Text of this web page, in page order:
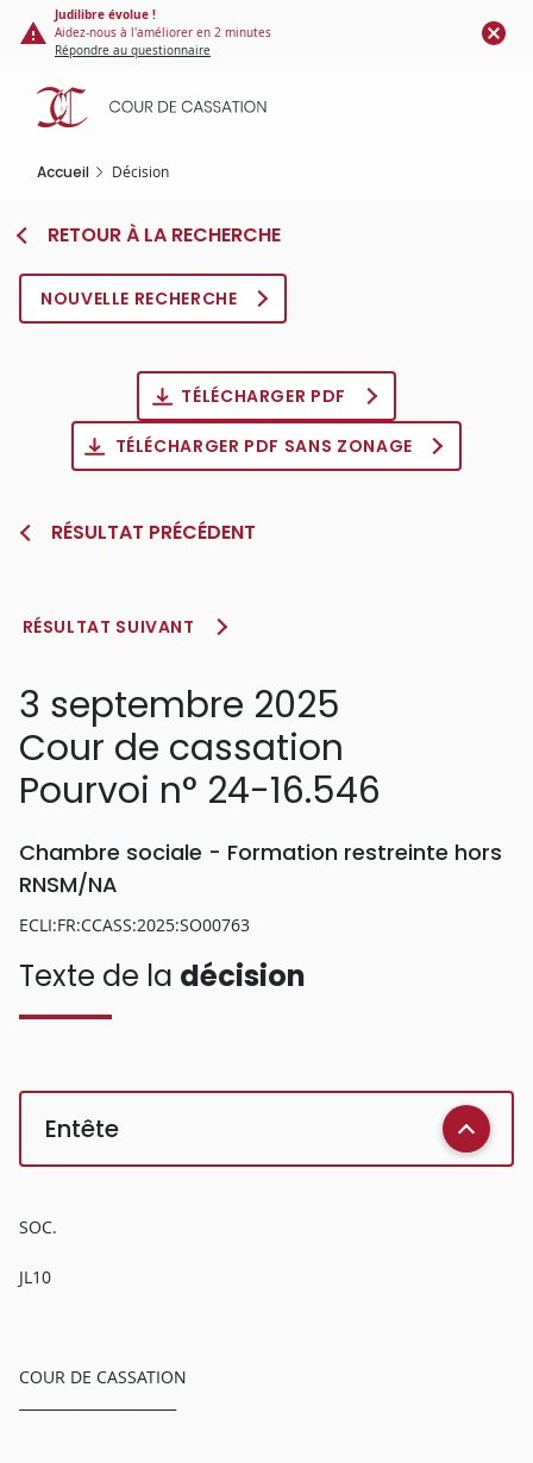
Panneau de gestion des cookies
contenu
principal
Judilibre évolue !
Aidez-nous à l'améliorer en 2 minutes
Répondre au questionnaire
Accueil Décision
RETOUR À LA RECHERCHE
NOUVELLE RECHERCHE
TÉLÉCHARGER PDF
TÉLÉCHARGER PDF SANS ZONAGE
RÉSULTAT PRÉCÉDENT
RÉSULTAT SUIVANT
3 septembre 2025
Cour de cassation
Pourvoi n° 24-16.546
Chambre sociale - Formation restreinte hors
RNSM/NA
ECLI:FR:CCASS:2025:SO00763
Texte de la décision
Entête
SOC.
JL10
COUR DE CASSATION